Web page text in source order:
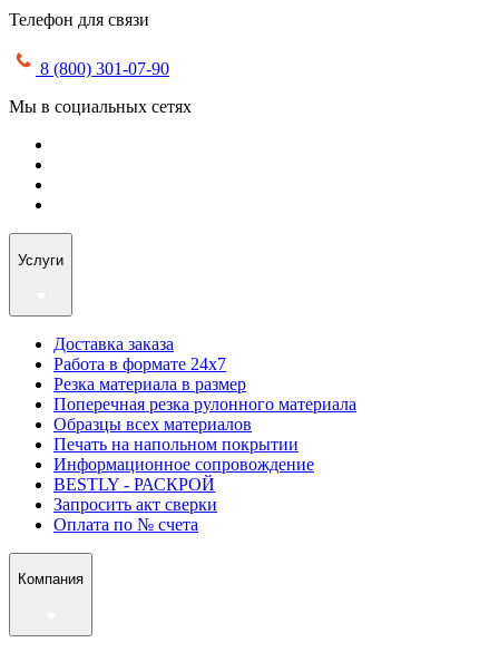
Телефон для связи
8 (800) 301-07-90
Мы в социальных сетях
Услуги
Доставка заказа
Работа в формате 24х7
Резка материала в размер
Поперечная резка рулонного материала
Образцы всех материалов
Печать на напольном покрытии
Информационное сопровождение
BESTLY - РАСКРОЙ
Запросить акт сверки
Оплата по № счета
Компания